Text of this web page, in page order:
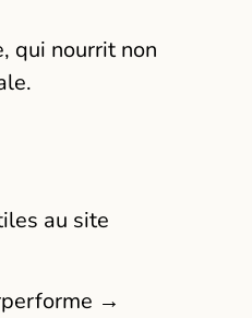
qui nourrit non
au site
→